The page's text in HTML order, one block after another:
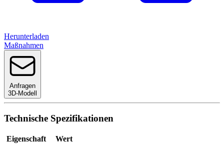
Herunterladen
Maßnahmen
Anfragen
3D-Modell
Technische Spezifikationen
Eigenschaft
Wert